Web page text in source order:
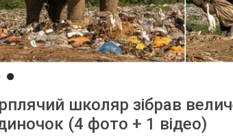
школяр зібрав
(4 фото + 1 відео)